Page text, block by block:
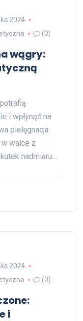
2024
(0)
wągry:
i wpłynąć na
pielęgnacja
walce z
nadmiaru…
2024
(0)
i